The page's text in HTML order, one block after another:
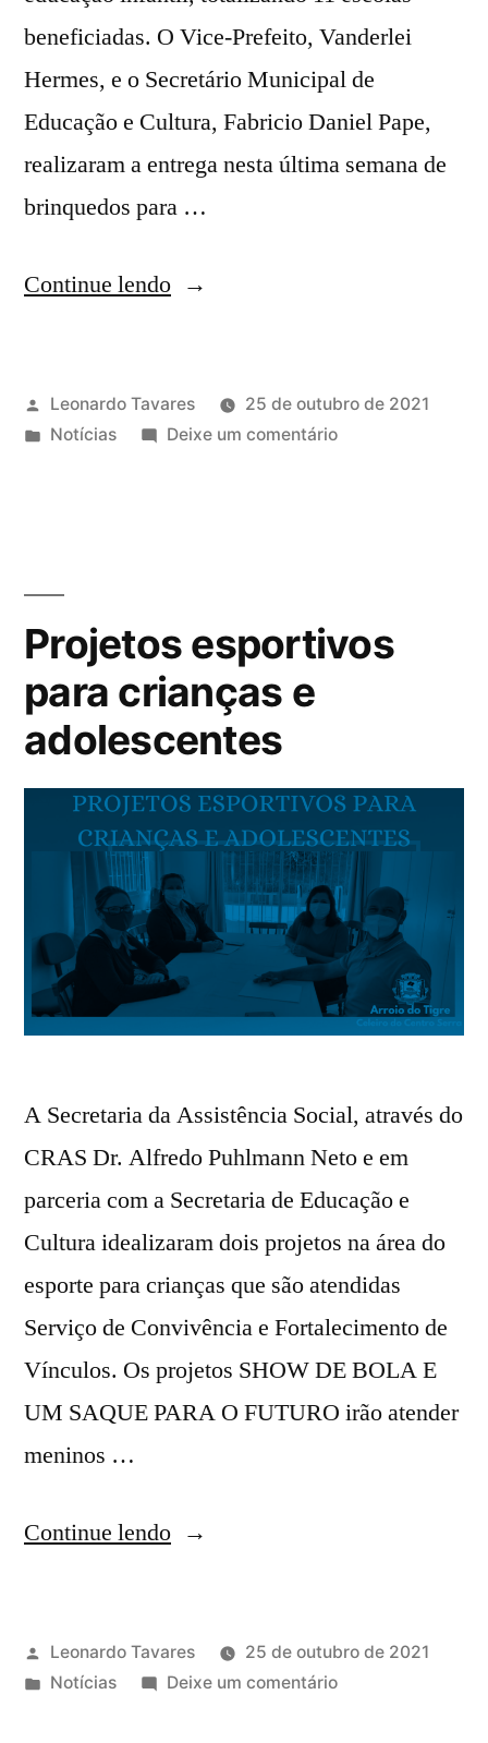
beneficiadas. O Vice-Prefeito, Vanderlei
Hermes, e o Secretário Municipal de
Educação e Cultura, Fabricio Daniel Pape,
realizaram a entrega nesta última semana de
brinquedos para …
Continue lendo
Leonardo Tavares
25 de outubro de 2021
Notícias
Deixe um comentário
Projetos esportivos
para crianças e
adolescentes
A Secretaria da Assistência Social, através do
CRAS Dr. Alfredo Puhlmann Neto e em
parceria com a Secretaria de Educação e
Cultura idealizaram dois projetos na área do
esporte para crianças que são atendidas
Serviço de Convivência e Fortalecimento de
Vínculos. Os projetos SHOW DE BOLA E
UM SAQUE PARA O FUTURO irão atender
meninos …
Continue lendo
Leonardo Tavares
25 de outubro de 2021
Notícias
Deixe um comentário